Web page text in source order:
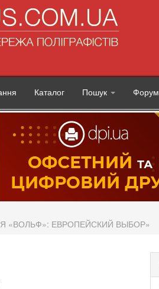
Каталог Пошук Форум
«ВОЛЬФ»: ЕВРОПЕЙСКИЙ ВЫБОР»